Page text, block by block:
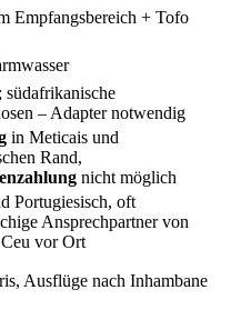
Empfangsbereich + Tofo
südafrikanische
– Adapter notwendig
in Meticais und
Rand,
nicht möglich
Portugiesisch, oft
Ansprechpartner von
vor Ort
Ausflüge nach Inhambane